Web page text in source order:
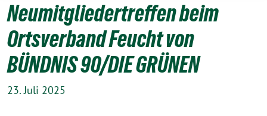
Neumitgliedertreffen beim
Ortsverband Feucht von
BÜNDNIS 90/DIE GRÜNEN
23. Juli 2025